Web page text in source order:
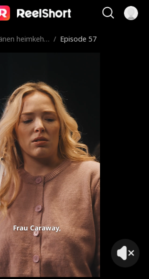
heimkehr
/ Episode 57
Frau Caraway,